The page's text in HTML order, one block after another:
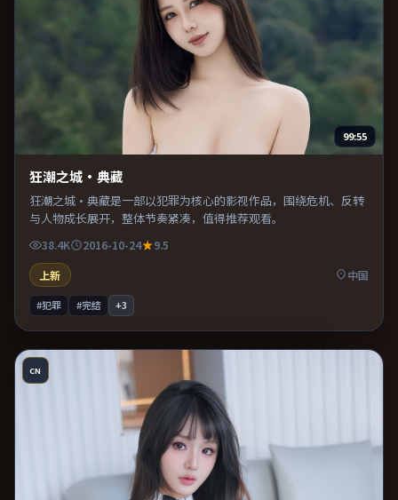
99:55
狂潮之城·典藏
狂潮之城·典藏是一部以犯罪为核心的影视作品，围绕危机、反转
与人物成长展开，整体节奏紧凑，值得推荐观看。
38.4K 2016-10-24
9.5
上新
中国
#犯罪 #完结 +3
CN